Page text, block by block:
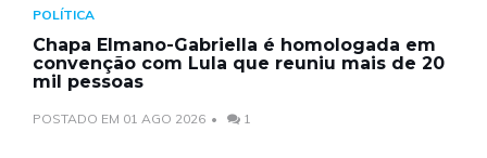
POLÍTICA
Chapa Elmano-Gabriella é homologada em
convenção com Lula que reuniu mais de 20
mil pessoas
POSTADO EM 01 AGO 2026 1